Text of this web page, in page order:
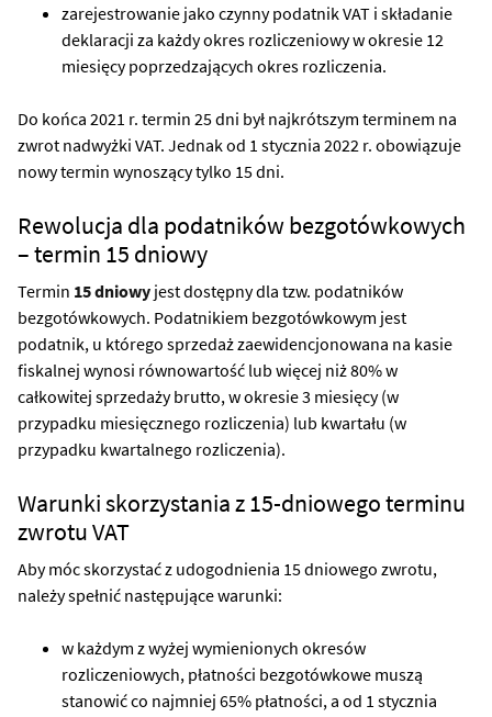
zarejestrowanie jako czynny podatnik VAT i składanie
deklaracji za każdy okres rozliczeniowy w okresie 12
miesięcy poprzedzających okres rozliczenia.
Do końca 2021 r. termin 25 dni był najkrótszym terminem na
zwrot nadwyżki VAT. Jednak od 1 stycznia 2022 r. obowiązuje
nowy termin wynoszący tylko 15 dni.
Rewolucja dla podatników bezgotówkowych
– termin 15 dniowy
Termin 15 dniowy jest dostępny dla tzw. podatników
bezgotówkowych. Podatnikiem bezgotówkowym jest
podatnik, u którego sprzedaż zaewidencjonowana na kasie
fiskalnej wynosi równowartość lub więcej niż 80% w
całkowitej sprzedaży brutto, w okresie 3 miesięcy (w
przypadku miesięcznego rozliczenia) lub kwartału (w
przypadku kwartalnego rozliczenia).
Warunki skorzystania z 15-dniowego terminu
zwrotu VAT
Aby móc skorzystać z udogodnienia 15 dniowego zwrotu,
należy spełnić następujące warunki:
w każdym z wyżej wymienionych okresów
rozliczeniowych, płatności bezgotówkowe muszą
stanowić co najmniej 65% płatności, a od 1 stycznia